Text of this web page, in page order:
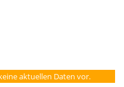
aktuellen Daten vor.